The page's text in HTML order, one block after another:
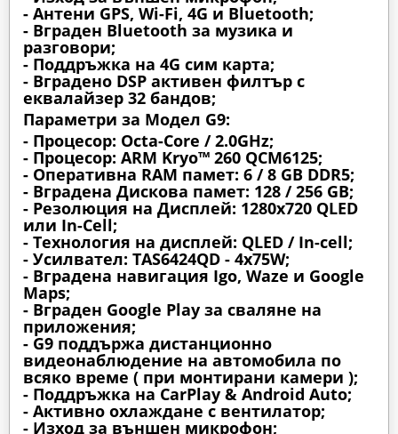
- Антени GPS, Wi-Fi, 4G и Bluetooth;
- Вграден Bluetooth за музика и
разговори;
- Поддръжка на 4G сим карта;
- Вградено DSP активен филтър с
еквалайзер 32 бандов;
Параметри за Модел G9:
- Процесор: Octa-Core / 2.0GHz;
- Процесор: ARM Kryo™ 260 QCM6125;
- Оперативна RAM памет: 6 / 8 GB DDR5;
- Вградена Дискова памет: 128 / 256 GB;
- Резолюция на Дисплей: 1280х720 QLED
или In-Cell;
- Технология на дисплей: QLED / In-cell;
- Усилвател: TAS6424QD - 4x75W;
- Вградена навигация Igo, Waze и Google
Maps;
- Вграден Google Play за сваляне на
приложения;
- G9 поддържа дистанционно
видеонаблюдение на автомобила по
всяко време ( при монтирани камери );
- Поддръжка на CarPlay & Android Auto;
- Активно охлаждане с вентилатор;
- Изход за външен микрофон;